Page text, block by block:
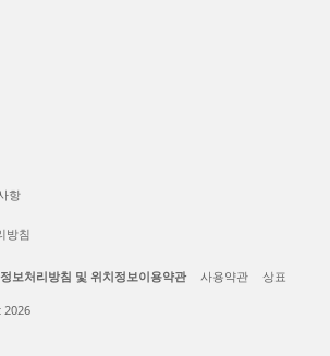
항
방침
보처리방침 및 위치정보이용약관 사용약관 상표